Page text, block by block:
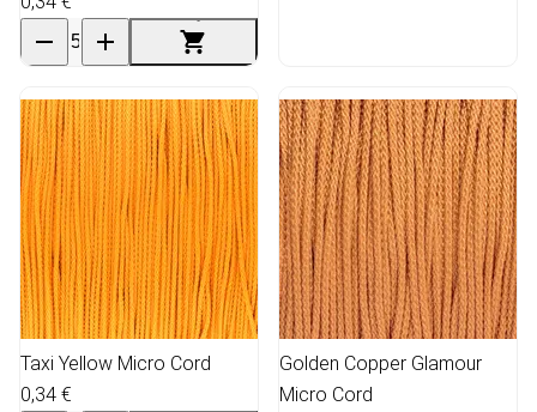
Taxi Yellow Micro Cord
0,34 €
Golden Copper Glamour
Micro Cord